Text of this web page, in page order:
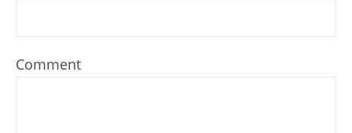
Comment